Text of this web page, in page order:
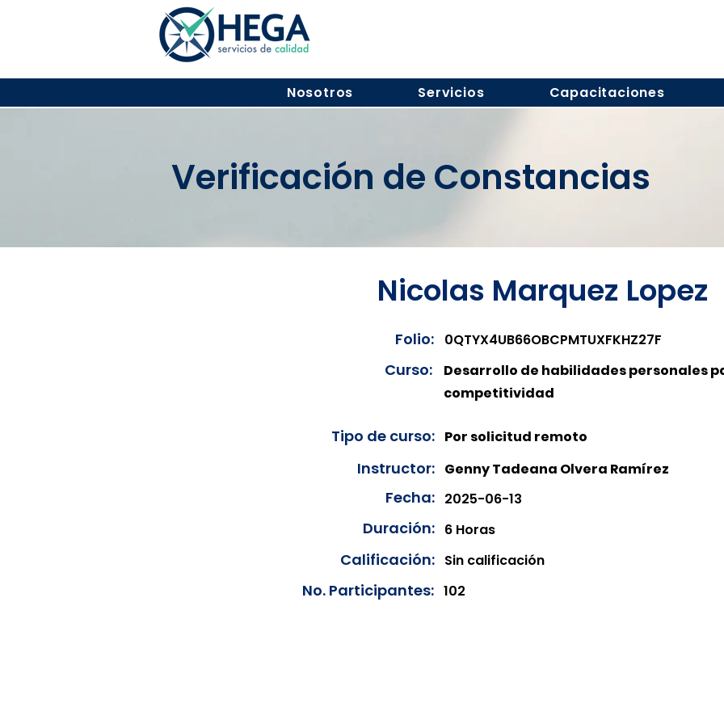
Nosotros Servicios Capacitaciones
Verificación de Constancias
Nicolas Marquez Lopez
Folio: 0QTYX4UB66OBCPMTUXFKHZ27F
Curso:
Desarrollo de habilidades personales
competitividad
Tipo de curso: Por solicitud remoto
Instructor: Genny Tadeana Olvera Ramírez
Fecha: 2025-06-13
Duración: 6 Horas
Calificación: Sin calificación
No. Participantes: 102